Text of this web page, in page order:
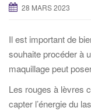
28 MARS 2023
Il est important de
souhaite procéder à
maquillage peut
Les rouges à lèvres
capter l’énergie du